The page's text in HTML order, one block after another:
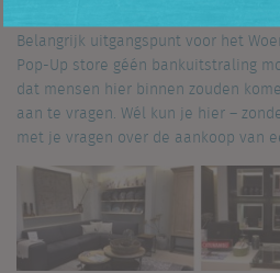
Belangrijk uitgangspunt voor het
Pop-Up store géén bankuitstraling
dat mensen hier binnen zouden
aan te vragen. Wél kun je hier –
met je vragen over de aankoop van